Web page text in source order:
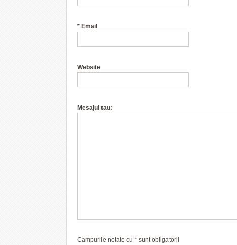
* Email
Website
Mesajul tau:
Campurile notate cu * sunt obligatorii